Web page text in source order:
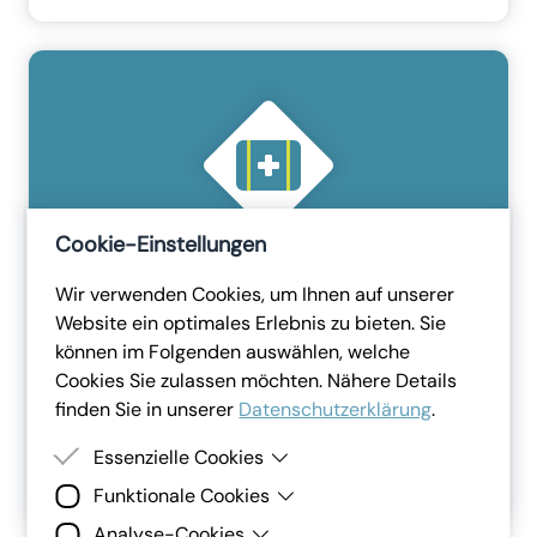
Allgemein
Erste Hilfe
Mit dieser Vorlage erstellen Sie eine allgemeine
Erste Hilfe Unterweisung.
Dauer: Minuten
Cookie-Einstellungen
Wir verwenden Cookies, um Ihnen auf unserer
Website ein optimales Erlebnis zu bieten. Sie
können im Folgenden auswählen, welche
Cookies Sie zulassen möchten. Nähere Details
finden Sie in unserer Datenschutzerklärung.
Essenzielle Cookies
Essenzielle Cookies sind Cookies, welche für die
Funktionale Cookies